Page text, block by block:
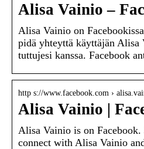
Alisa Vainio –
Alisa Vainio on
pidä yhteyttä käyttäjän Alisa
tuttujesi kanssa. Facebook
http s://www.facebook.com ›
Alisa Vainio |
Alisa Vainio is on Facebook.
connect with Alisa Vainio